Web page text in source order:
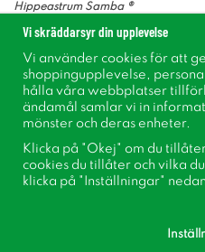
Hippeastrum Samba ®
152 kr 169 kr
Köp
Vi skräddarsyr din upplevelse
Vi använder cookies för att
shoppingupplevelse,
hålla våra webbplatser
ändamål samlar vi in
mönster och deras enheter.
Klicka på "Okej" om du
cookies du tillåter och vilka
klicka på "Inställningar"